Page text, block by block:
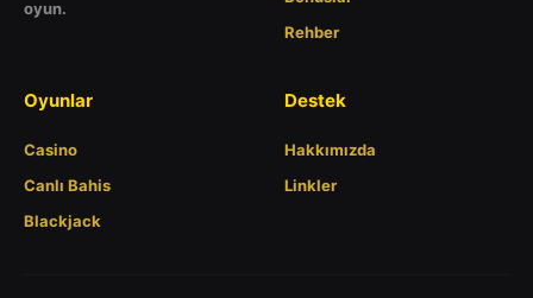
oyun.
Rehber
Oyunlar
Casino
Canlı Bahis
Blackjack
Destek
Hakkımızda
Linkler